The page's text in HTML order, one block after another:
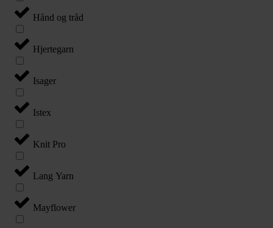
Hånd og tråd
Hjertegarn
Isager
Istex
Knit Pro
Lang Yarn
Mayflower